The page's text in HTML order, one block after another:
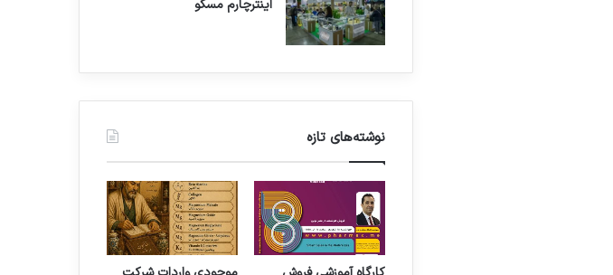
اینترچارم مسکو
نوشته‌های تازه